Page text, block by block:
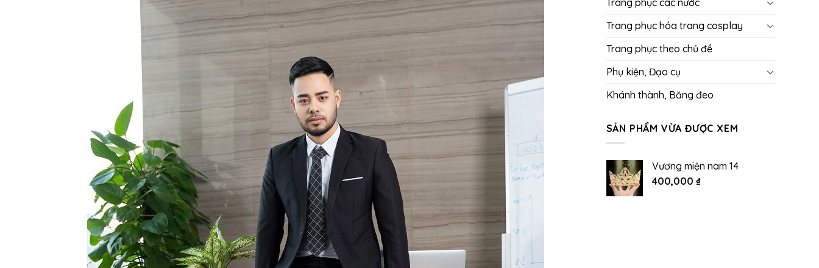
Trang phục hóa trang cosplay
Trang phục theo chủ đề
Phụ kiện, Đạo cụ
Khánh thành, Băng đeo
SẢN PHẨM VỪA ĐƯỢC XEM
Vương miện nam 14
400,000 ₫